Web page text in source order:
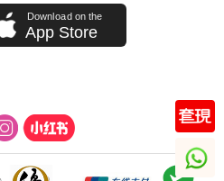
Download on the
App Store